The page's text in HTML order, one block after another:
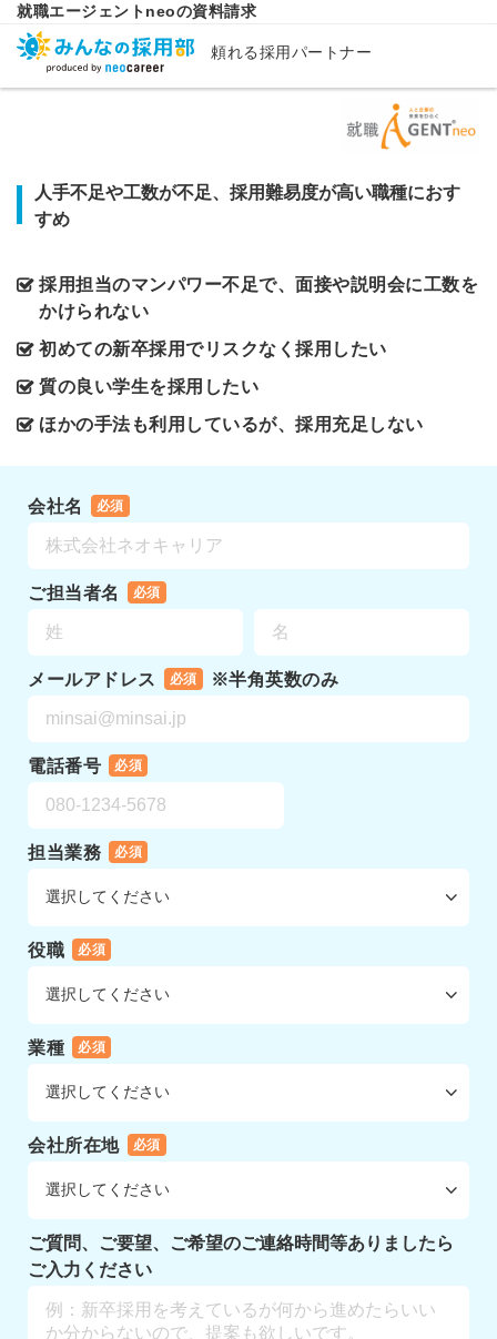
就職エージェントneoの資料請求
頼れる採用パートナー
人手不足や工数が不足、採用難易度が高い職種におす
すめ
採用担当のマンパワー不足で、面接や説明会に工数を
かけられない
初めての新卒採用でリスクなく採用したい
質の良い学生を採用したい
ほかの手法も利用しているが、採用充足しない
会社名 必須
ご担当者名 必須
メールアドレス 必須 ※半角英数のみ
電話番号 必須
担当業務 必須
役職 必須
業種 必須
会社所在地 必須
ご質問、ご要望、ご希望のご連絡時間等ありましたら
ご入力ください